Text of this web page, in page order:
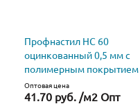
Профнастил НС 60
оцинкованный 0,5 мм с
полимерным покрытием
Оптовая цена
41.70 руб. /м2 Опт